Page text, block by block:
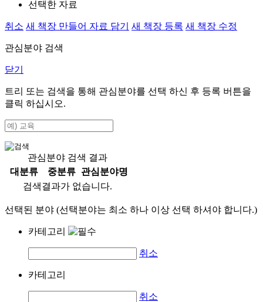
선택한 자료
취소 새 책장 만들어 자료 담기 새 책장 등록 새 책장 수정
관심분야 검색
닫기
트리 또는 검색을 통해 관심분야를 선택 하신 후 등록 버튼을
클릭 하십시오.
관심분야 검색 결과
대분류
중분류
관심분야명
검색결과가 없습니다.
선택된 분야 (선택분야는 최소 하나 이상 선택 하셔야 합니다.)
카테고리
취소
카테고리
취소